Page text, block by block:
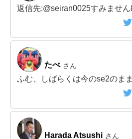
返信先:@seiran0025すみませ
たべ さん
ふむ、しばらくは今のse2のま
Harada Atsushi さん